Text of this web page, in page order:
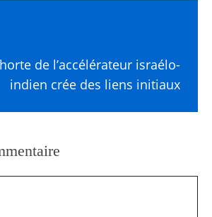
de l’accélérateur israélo-
indien crée des liens initiaux